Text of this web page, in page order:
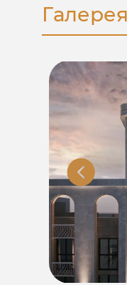
НА
Бесплатно
и организуем
Ипотека через банк
Расскажем как не
Галерея